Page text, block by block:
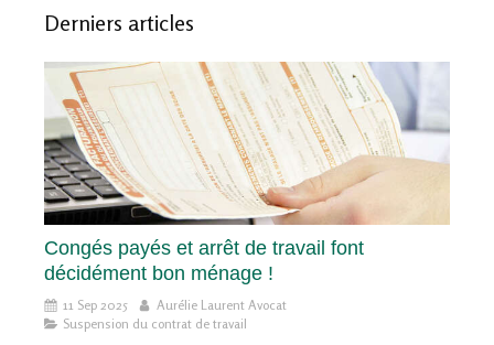
Derniers articles
Congés payés et arrêt de travail font
décidément bon ménage !
11 Sep 2025
Aurélie Laurent Avocat
Suspension du contrat de travail